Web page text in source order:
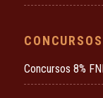
CONCURSOS
Concursos 8%